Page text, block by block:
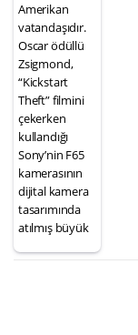
Amerikan
vatandaşıdır.
Oscar ödüllü
Zsigmond,
“Kickstart
Theft” filmini
çekerken
kullandığı
Sony’nin F65
kamerasının
dijital kamera
tasarımında
atılmış büyük